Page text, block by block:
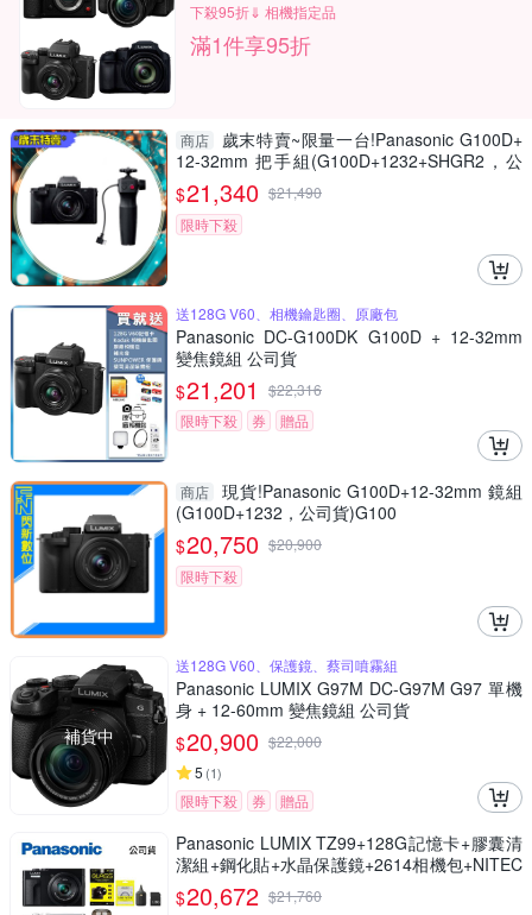
下殺95折⇓ 相機指定品
滿1件享95折
商店
歲末特賣~限量一台!Panasonic G100D+
12-32mm 把手組(G100D+1232+SHGR2，公
司貨)
$21,340 $21,490
限時下殺
送128G V60、相機鑰匙圈、原廠包
Panasonic DC-G100DK G100D + 12-32mm
變焦鏡組 公司貨
$21,201 $22,316
限時下殺
券 贈品
商店
現貨!Panasonic G100D+12-32mm 鏡組
(G100D+1232，公司貨)G100
$20,750 $20,900
限時下殺
補貨中
送128G V60、保護鏡、蔡司噴霧組
Panasonic LUMIX G97M DC-G97M G97 單機
身 + 12-60mm 變焦鏡組 公司貨
$20,900 $22,000
5 (1)
限時下殺 券 贈品
Panasonic LUMIX TZ99+128G記憶卡+膠囊清
潔組+鋼化貼+水晶保護鏡+2614相機包+NITEC
ORE BB nano 迷你電動氣吹(公司貨)
$20,672 $21,760